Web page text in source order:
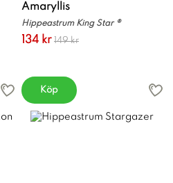
Amaryllis
Hippeastrum King Star ®
134 kr 149 kr
Köp